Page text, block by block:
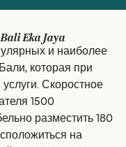
Belgique (FR)
Deutschland
Bali Eka Jaya
и наиболее
которая при
Скоростное
1500
разместить 180
на